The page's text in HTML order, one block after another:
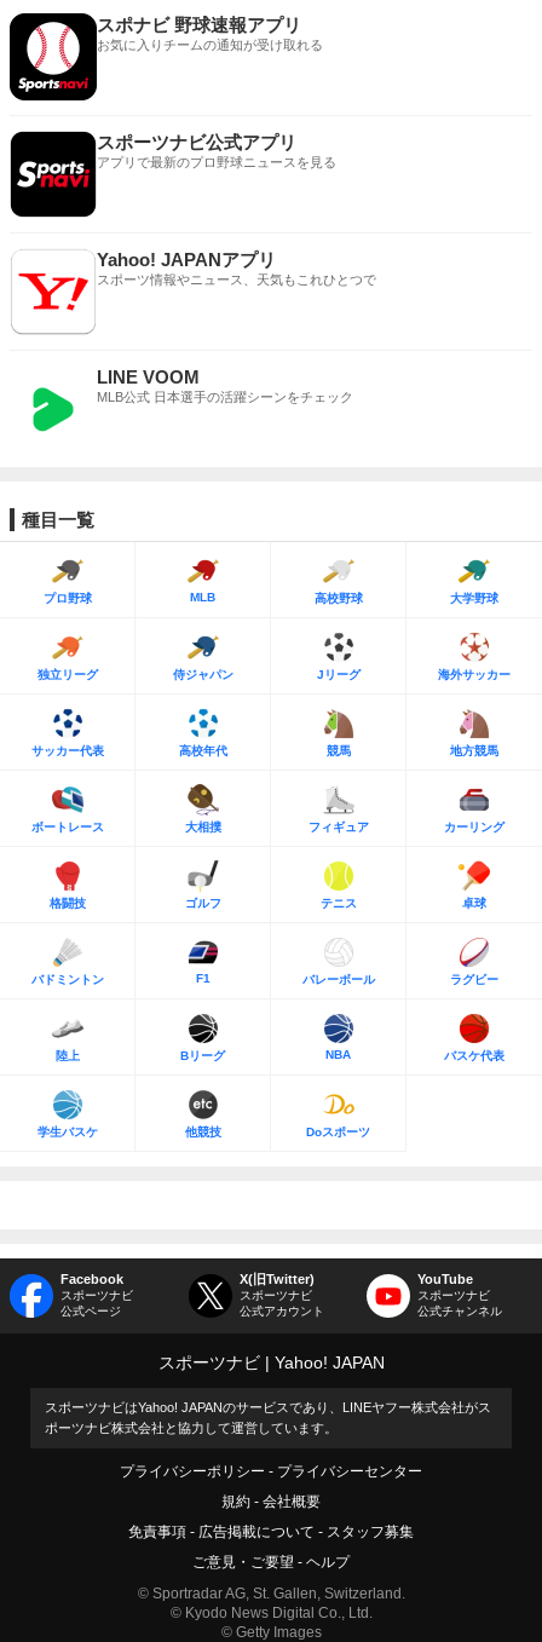
スポナビ 野球速報アプリ
お気に入りチームの通知が受け取れる
スポーツナビ公式アプリ
アプリで最新のプロ野球ニュースを見る
Yahoo! JAPANアプリ
スポーツ情報やニュース、天気もこれひとつで
LINE VOOM
MLB公式 日本選手の活躍シーンをチェック
種目一覧
プロ野球 MLB 高校野球 大学野球
独立リーグ 侍ジャパン Jリーグ 海外サッカー
サッカー代表 高校年代 競馬 地方競馬
ボートレース 大相撲 フィギュア カーリング
格闘技 ゴルフ テニス 卓球
バドミントン F1 バレーボール ラグビー
陸上 Bリーグ NBA バスケ代表
学生バスケ 他競技 Doスポーツ
Facebook
スポーツナビ
公式ページ
X(旧Twitter)
スポーツナビ
公式アカウント
YouTube
スポーツナビ
公式チャンネル
スポーツナビ Yahoo! JAPAN
スポーツナビはYahoo! JAPANのサービスであり、LINEヤフー株式会社がス
ポーツナビ株式会社と協力して運営しています。
プライバシーポリシー
プライバシーセンター
規約
会社概要
免責事項
広告掲載について
スタッフ募集
ご意見・ご要望
ヘルプ
© Sportradar AG, St. Gallen, Switzerland.
© Kyodo News Digital Co., Ltd.
© Getty Images